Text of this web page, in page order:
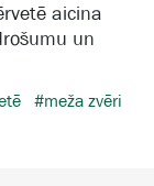
aicina
un
#meža zvēri